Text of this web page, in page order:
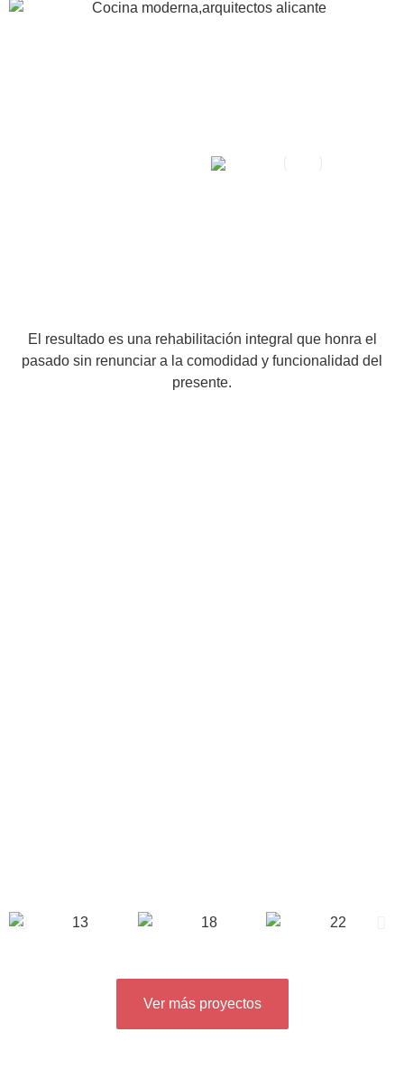
El resultado es una rehabilitación integral que honra el
pasado sin renunciar a la comodidad y funcionalidad del
presente.
Ver más proyectos